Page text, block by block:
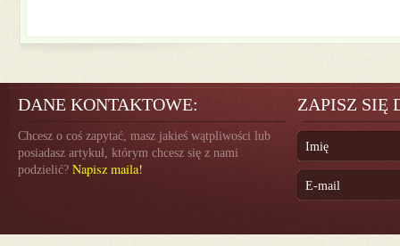
DANE KONTAKTOWE:
Chcesz o coś zapytać, masz jakieś wątpliwości lub
posiadasz artykuł, którym chcesz się z nami
podzielić? Napisz maila!
ZAPISZ SIĘ